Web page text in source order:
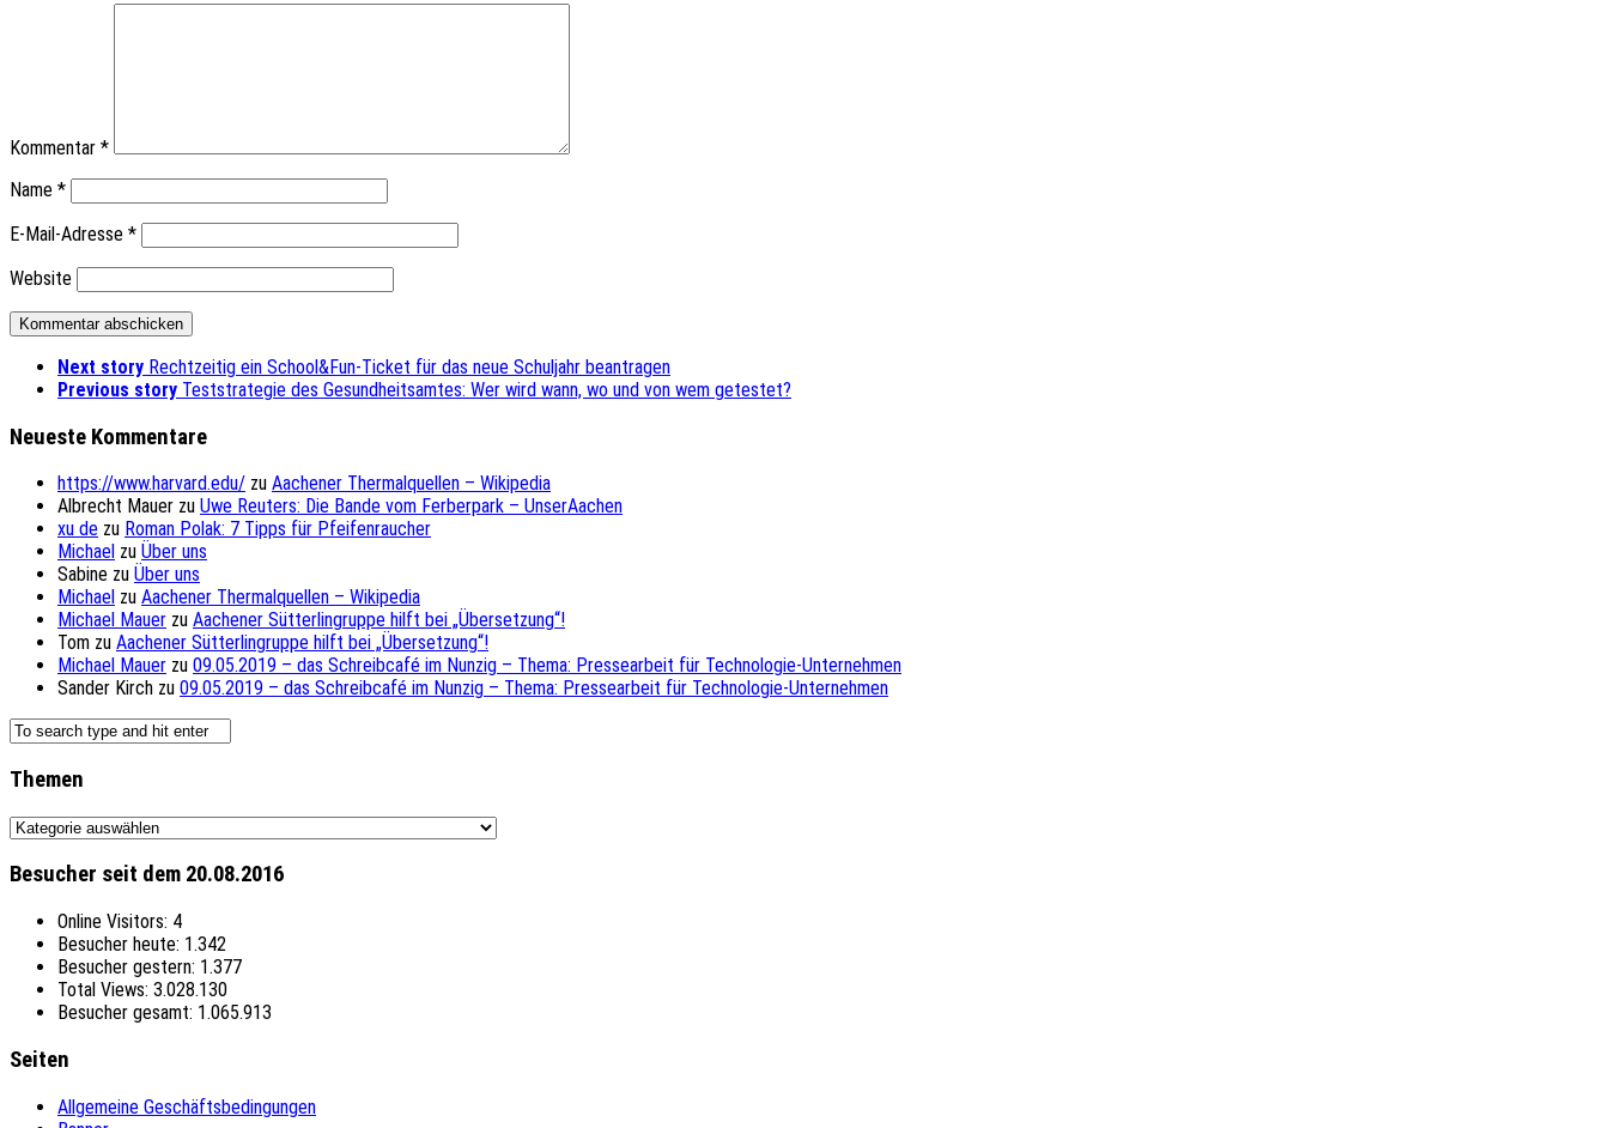
Kommentar *
Name *
E-Mail-Adresse *
Website
Next story Rechtzeitig ein School&Fun-Ticket für das neue Schuljahr beantragen
Previous story Teststrategie des Gesundheitsamtes: Wer wird wann, wo und von wem getestet?
Neueste Kommentare
https://www.harvard.edu/ zu Aachener Thermalquellen – Wikipedia
Albrecht Mauer zu Uwe Reuters: Die Bande vom Ferberpark – UnserAachen
xu de zu Roman Polak: 7 Tipps für Pfeifenraucher
Michael zu Über uns
Sabine zu Über uns
Michael zu Aachener Thermalquellen – Wikipedia
Michael Mauer zu Aachener Sütterlingruppe hilft bei „Übersetzung“!
Tom zu Aachener Sütterlingruppe hilft bei „Übersetzung“!
Michael Mauer zu 09.05.2019 – das Schreibcafé im Nunzig – Thema: Pressearbeit für Technologie-Unternehmen
Sander Kirch zu 09.05.2019 – das Schreibcafé im Nunzig – Thema: Pressearbeit für Technologie-Unternehmen
Themen
Themen
Besucher seit dem 20.08.2016
Online Visitors: 4
Besucher heute: 1.342
Besucher gestern: 1.377
Total Views: 3.028.130
Besucher gesamt: 1.065.913
Seiten
Allgemeine Geschäftsbedingungen